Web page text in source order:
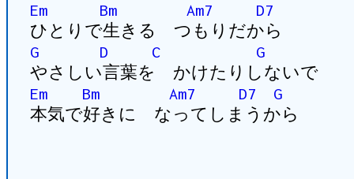
Em
Bm Am7
D7
ひとりで生きる つもりだから
G
D C
G
やさしい言葉を かけたりしないで
Em
Bm Am7 D7
G
本気で好きに なってしまうから